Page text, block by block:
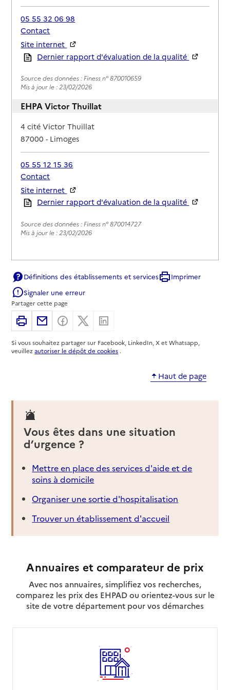
05 55 32 06 98
Contact
Site internet
Rapport HAS
Dernier rapport d'évaluation de la qualité
Source des données : Finess n° 870010659
Mis à jour le : 23/02/2026
EHPA Victor Thuillat
Adresse
4 cité Victor Thuillat
87000-Limoges
05 55 12 15 36
Contact
Site internet
Rapport HAS
Dernier rapport d'évaluation de la qualité
Source des données : Finess n° 870014727
Mis à jour le : 23/02/2026
Définitions des établissements et services
Imprimer
Signaler une erreur
Partager cette page
ImprimerPartager par email
Partager sur Facebook
Partager sur X
Si vous souhaitez partager sur Facebook, LinkedIn, X et Whatsapp,
veuillezautoriser le dépôt de cookies .
Haut de page
Vous êtes dans une situation
d’urgence ?
Mettre en place des services d'aide et de
soins à domicile
Organiser une sortie d'hospitalisation
Trouver un établissement d'accueil
Annuaires et comparateur de prix
Avec nos annuaires, simplifiez vos recherches,
comparez les prix des EHPAD ou orientez-vous sur le
site de votre département pour vos démarches